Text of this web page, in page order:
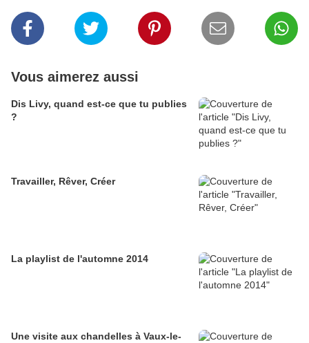
Vous aimerez aussi
Dis Livy, quand est-ce que tu publies
?
Travailler, Rêver, Créer
La playlist de l'automne 2014
Une visite aux chandelles à Vaux-le-